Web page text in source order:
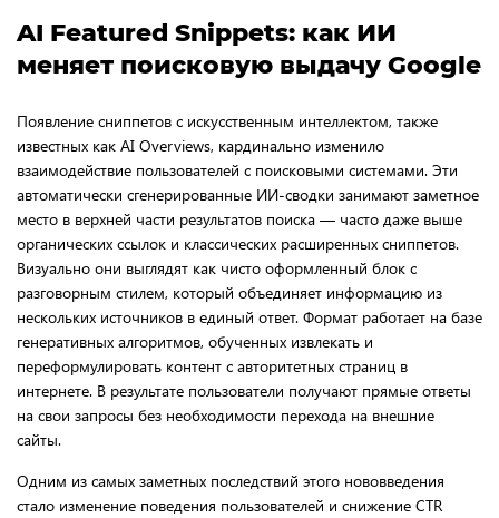
AI Featured Snippets: как ИИ
меняет поисковую выдачу Google
Появление сниппетов с искусственным интеллектом, также
известных как AI Overviews, кардинально изменило
взаимодействие пользователей с поисковыми системами. Эти
автоматически сгенерированные ИИ-сводки занимают заметное
место в верхней части результатов поиска — часто даже выше
органических ссылок и классических расширенных сниппетов.
Визуально они выглядят как чисто оформленный блок с
разговорным стилем, который объединяет информацию из
нескольких источников в единый ответ. Формат работает на базе
генеративных алгоритмов, обученных извлекать и
переформулировать контент с авторитетных страниц в
интернете. В результате пользователи получают прямые ответы
на свои запросы без необходимости перехода на внешние
сайты.
Одним из самых заметных последствий этого нововведения
стало изменение поведения пользователей и снижение CTR